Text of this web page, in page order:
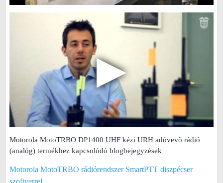
▶
Motorola MotoTRBO DP1400 UHF kézi URH adóvevő rádió
(analóg) termékhez kapcsolódó blogbejegyzések
Motorola MotoTRBO rádiórendszer SmartPTT diszpécser